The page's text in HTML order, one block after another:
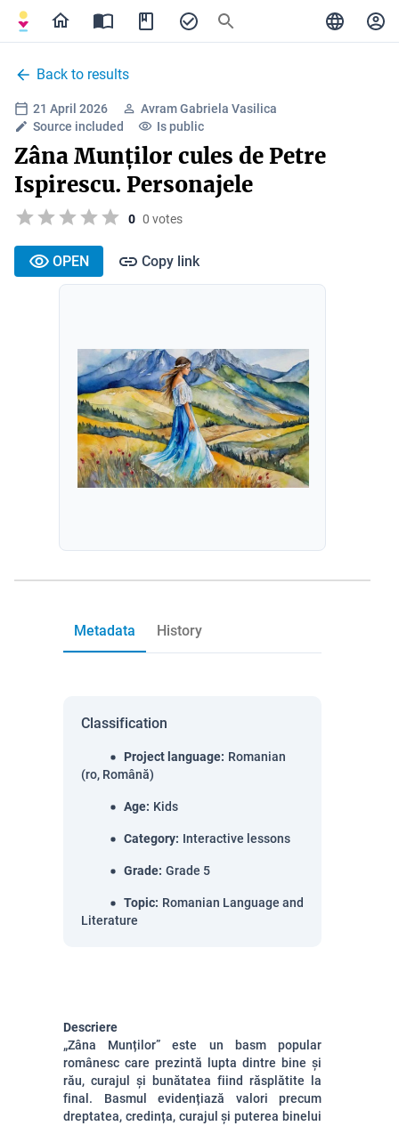
Back to results
21 April 2026
Avram Gabriela Vasilica
Source included
Is public
Zâna Munților cules de Petre
Ispirescu. Personajele
0 0 votes
OPEN Copy link
Metadata History
Classification
Project language: Romanian
(ro, Română)
Age: Kids
Category: Interactive lessons
Grade: Grade 5
Topic: Romanian Language and
Literature
Descriere
„Zâna Munților” este un basm popular
românesc care prezintă lupta dintre bine și
rău, curajul și bunătatea fiind răsplătite la
final. Basmul evidențiază valori precum
dreptatea, credința, curajul și puterea binelui